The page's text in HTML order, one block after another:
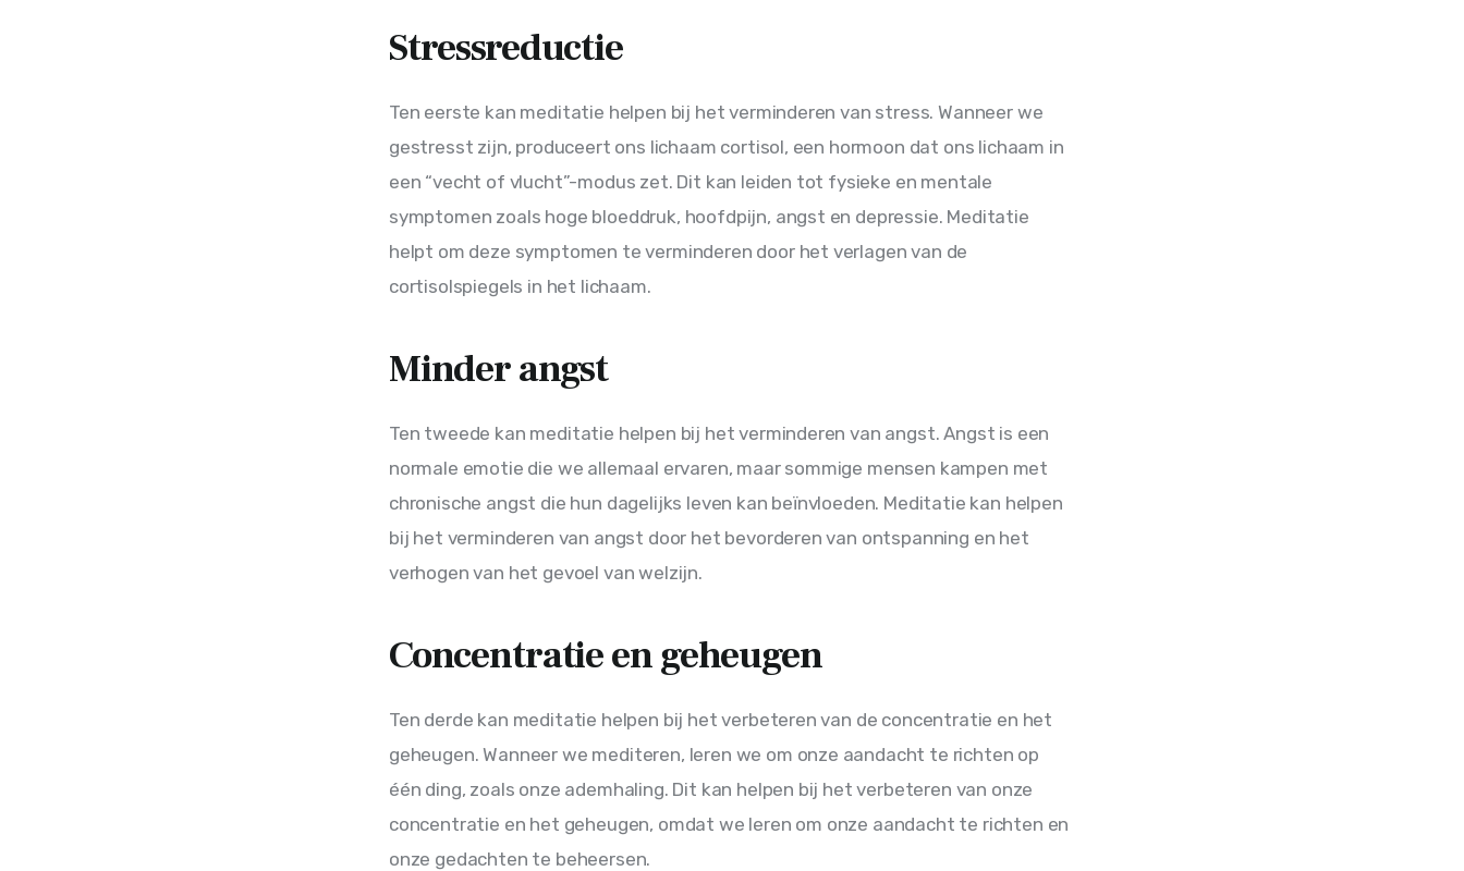
Stressreductie
Ten eerste kan meditatie helpen bij het verminderen van stress. Wanneer we
gestresst zijn, produceert ons lichaam cortisol, een hormoon dat ons lichaam in
een “vecht of vlucht”-modus zet. Dit kan leiden tot fysieke en mentale
symptomen zoals hoge bloeddruk, hoofdpijn, angst en depressie. Meditatie
helpt om deze symptomen te verminderen door het verlagen van de
cortisolspiegels in het lichaam.
Minder angst
Ten tweede kan meditatie helpen bij het verminderen van angst. Angst is een
normale emotie die we allemaal ervaren, maar sommige mensen kampen met
chronische angst die hun dagelijks leven kan beïnvloeden. Meditatie kan helpen
bij het verminderen van angst door het bevorderen van ontspanning en het
verhogen van het gevoel van welzijn.
Concentratie en geheugen
Ten derde kan meditatie helpen bij het verbeteren van de concentratie en het
geheugen. Wanneer we mediteren, leren we om onze aandacht te richten op
één ding, zoals onze ademhaling. Dit kan helpen bij het verbeteren van onze
concentratie en het geheugen, omdat we leren om onze aandacht te richten en
onze gedachten te beheersen.